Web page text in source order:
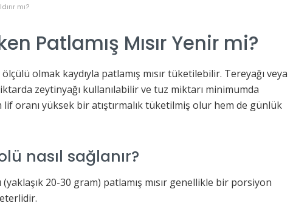
mı?
Patlamış Mısır Yenir mi?
olmak kaydıyla patlamış mısır tüketilebilir. Tereyağı veya
zeytinyağı kullanılabilir ve tuz miktarı minimumda
lif oranı yüksek bir atıştırmalık tüketilmiş olur hem de günlük
nasıl sağlanır?
20-30 gram) patlamış mısır genellikle bir porsiyon